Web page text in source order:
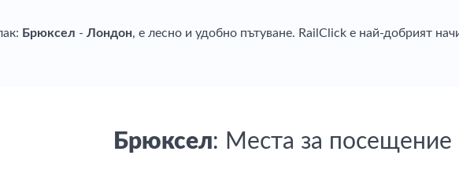
Брюксел - Лондон, е лесно и удобно пътуване. RailClick е най-добрият
Брюксел: Места за посещение